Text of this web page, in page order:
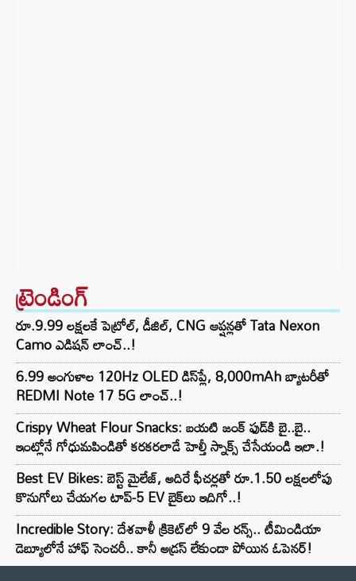
ట్రెండింగ్‌
రూ.9.99 లక్షలకే పెట్రోల్, డీజిల్, CNG ఆప్షన్లతో Tata Nexon
Camo ఎడిషన్ లాంచ్..!
6.99 అంగుళాల 120Hz OLED డిస్‌ప్లే, 8,000mAh బ్యాటరీతో
REDMI Note 17 5G లాంచ్..!
Crispy Wheat Flour Snacks: బయటి జంక్ ఫుడ్‌కి బై..బై..
ఇంట్లోనే గోధుమపిండితో కరకరలాడే హెల్తీ స్నాక్స్ చేసేయండి ఇలా.!
Best EV Bikes: బెస్ట్ మైలేజ్, అదిరే ఫీచర్లతో రూ.1.50 లక్షలలోపు
కొనుగోలు చేయగల టాప్-5 EV బైక్‌లు ఇదిగో..!
Incredible Story: దేశవాళీ క్రికెట్‌లో 9 వేల రన్స్.. టీమిండియా
డెబ్యూలోనే హాఫ్ సెంచరీ.. కానీ అడ్రస్ లేకుండా పోయిన ఓపెనర్!